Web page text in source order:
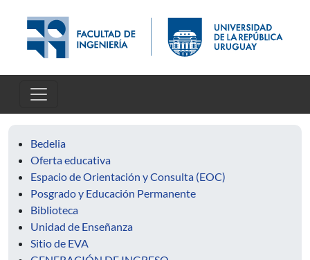
Bedelia
Oferta educativa
Espacio de Orientación y Consulta (EOC)
Posgrado y Educación Permanente
Biblioteca
Unidad de Enseñanza
Sitio de EVA